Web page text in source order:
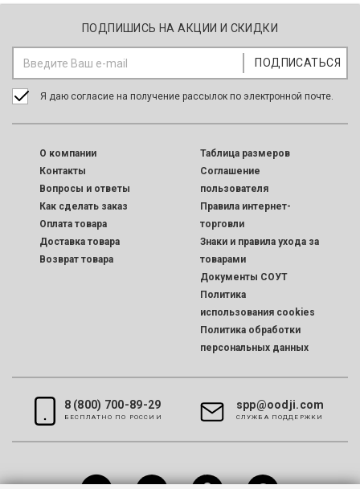
ПОДПИШИСЬ НА АКЦИИ И СКИДКИ
Я даю согласие на получение рассылок по электронной почте.
O компании
Контакты
Вопросы и ответы
Как сделать заказ
Оплата товара
Доставка товара
Возврат товара
Таблица размеров
Соглашение
пользователя
Правила интернет-
торговли
Знаки и правила ухода за
товарами
Документы СОУТ
Политика
использования cookies
Политика обработки
персональных данных
8 (800) 700-89-29
БЕСПЛАТНО ПО РОССИИ
spp@oodji.com
CЛУЖБА ПОДДЕРЖКИ